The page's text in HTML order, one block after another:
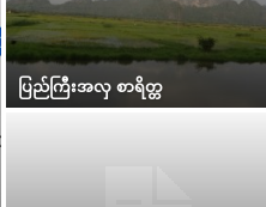
ပြည်ကြီးအလှ စာရိတ္တ